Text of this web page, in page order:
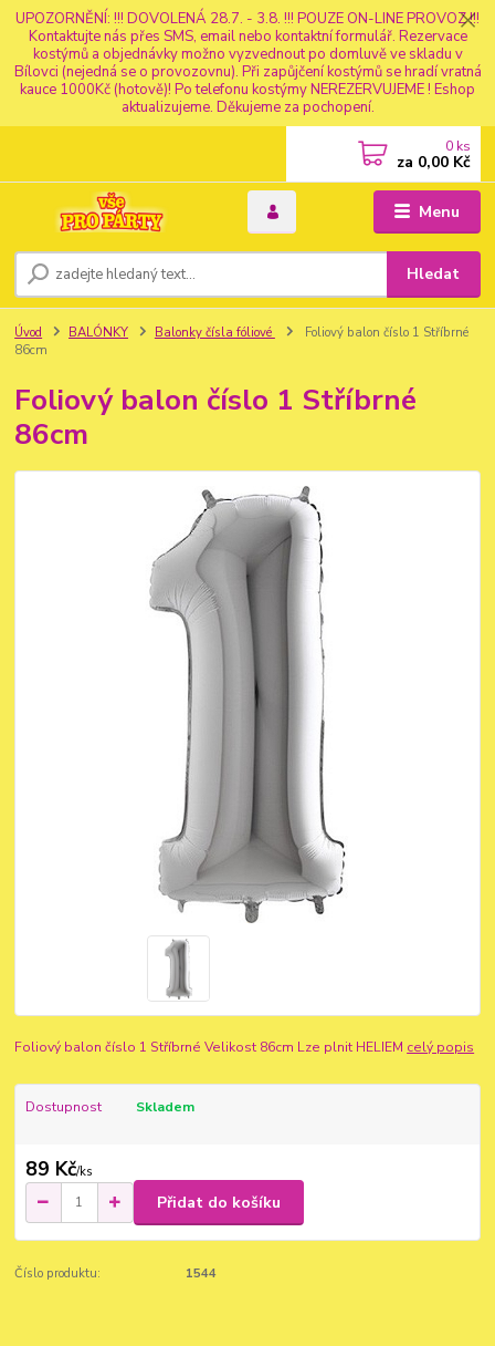
UPOZORNĚNÍ: !!! DOVOLENÁ 28.7. - 3.8. !!! POUZE ON-LINE PROVOZ !!!
Kontaktujte nás přes SMS, email nebo kontaktní formulář. Rezervace
kostýmů a objednávky možno vyzvednout po domluvě ve skladu v
Bílovci (nejedná se o provozovnu). Při zapůjčení kostýmů se hradí vratná
kauce 1000Kč (hotově)! Po telefonu kostýmy NEREZERVUJEME ! Eshop
aktualizujeme. Děkujeme za pochopení.
Menu
Hledat
0 ks
za 0,00 Kč
Úvod BALÓNKY Balonky čísla fóliové
Foliový balon číslo 1 Stříbrné
86cm
Foliový balon číslo 1 Stříbrné
86cm
Foliový balon číslo 1 Stříbrné Velikost 86cm Lze plnit HELIEM celý popis
Dostupnost Skladem
89 Kč/ks
Přidat do košíku
Číslo produktu: 1544